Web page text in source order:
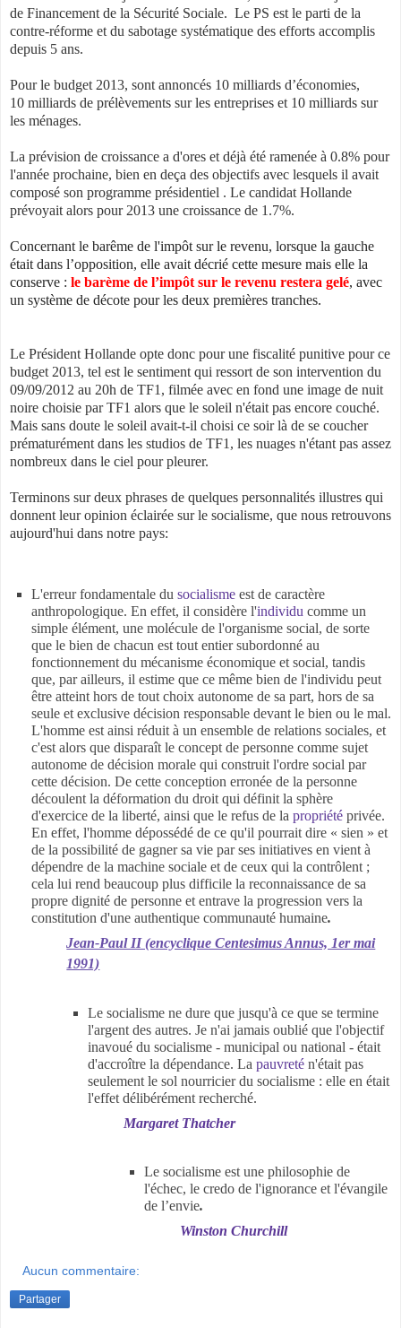
de Financement de la Sécurité Sociale. Le PS est le parti de la
contre-réforme et du sabotage systématique des efforts accomplis
depuis 5 ans.
Pour le budget 2013, sont annoncés 10 milliards d’économies,
10 milliards de prélèvements sur les entreprises et 10 milliards sur
les ménages.
La prévision de croissance a d'ores et déjà été ramenée à 0.8% pour
l'année prochaine, bien en deça des objectifs avec lesquels il avait
composé son programme présidentiel . Le candidat Hollande
prévoyait alors pour 2013 une croissance de 1.7%.
Concernant le barême de l'impôt sur le revenu, lorsque la gauche
était dans l’opposition, elle avait décrié cette mesure mais elle la
conserve : le barème de l’impôt sur le revenu restera gelé, avec
un système de décote pour les deux premières tranches.
Le Président Hollande opte donc pour une fiscalité punitive pour ce
budget 2013, tel est le sentiment qui ressort de son intervention du
09/09/2012 au 20h de TF1, filmée avec en fond une image de nuit
noire choisie par TF1 alors que le soleil n'était pas encore couché.
Mais sans doute le soleil avait-t-il choisi ce soir là de se coucher
prématurément dans les studios de TF1, les nuages n'étant pas assez
nombreux dans le ciel pour pleurer.
Terminons sur deux phrases de quelques personnalités illustres qui
donnent leur opinion éclairée sur le socialisme, que nous retrouvons
aujourd'hui dans notre pays:
L'erreur fondamentale du socialismeest de caractère
anthropologique. En effet, il considère l'individu comme un
simple élément, une molécule de l'organisme social, de sorte
que le bien de chacun est tout entier subordonné au
fonctionnement du mécanisme économique et social, tandis
que, par ailleurs, il estime que ce même bien de l'individu peut
être atteint hors de tout choix autonome de sa part, hors de sa
seule et exclusive décision responsable devant le bien ou le mal.
L'homme est ainsi réduit à un ensemble de relations sociales, et
c'est alors que disparaît le concept de personne comme sujet
autonome de décision morale qui construit l'ordre social par
cette décision. De cette conception erronée de la personne
découlent la déformation du droit qui définit la sphère
d'exercice de la liberté, ainsi que le refus de la propriétéprivée.
En effet, l'homme dépossédé de ce qu'il pourrait dire « sien » et
de la possibilité de gagner sa vie par ses initiatives en vient à
dépendre de la machine sociale et de ceux qui la contrôlent ;
cela lui rend beaucoup plus difficile la reconnaissance de sa
propre dignité de personne et entrave la progression vers la
constitution d'une authentique communauté humaine.
Jean-Paul II (encyclique Centesimus Annus, 1er mai
1991)
Le socialisme ne dure que jusqu'à ce que se termine
l'argent des autres.Je n'ai jamais oublié que l'objectif
inavoué du socialisme - municipal ou national - était
d'accroître la dépendance. La pauvreté n'était pas
seulement le sol nourricier du socialisme : elle en était
l'effet délibérément recherché.
Margaret Thatcher
Le socialisme est une philosophie de
l'échec, le credo de l'ignorance et l'évangile
de l’envie.
Winston Churchill
Aucun commentaire:
Partager